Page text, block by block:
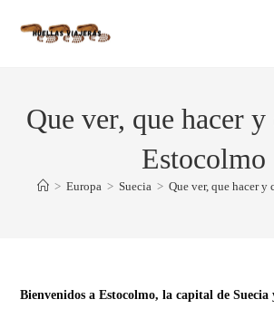
Que ver, que hacer y
Estocolmo
> Europa > Suecia > Que ver, que hacer y
Bienvenidos a Estocolmo, la capital de Suecia